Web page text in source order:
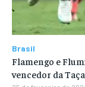
Brasil
Flamengo e
vencedor da